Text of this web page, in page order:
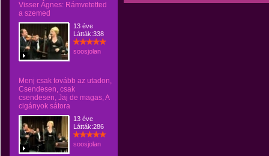
Visser Ágnes: Rámvetetted
a szemed
13 éve
Látták:338
soosjolan
Menj csak tovább az utadon,
Csendesen, csak
csendesen, Jaj de magas, A
cigányok sátora
13 éve
Látták:286
soosjolan